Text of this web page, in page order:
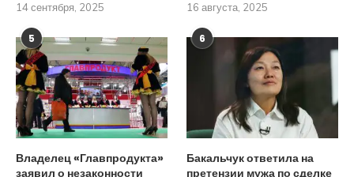
14 сентября, 2025 16 августа, 2025
5
Владелец «Главпродукта»
заявил о незаконности
6
Бакальчук ответила на
претензии мужа по сделке